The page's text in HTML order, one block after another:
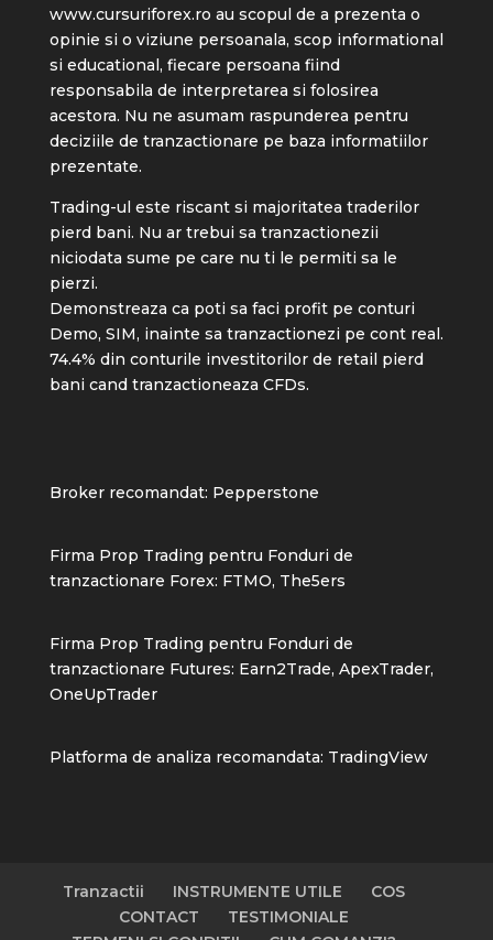
www.cursuriforex.ro au scopul de a prezenta o
opinie si o viziune persoanala, scop informational
si educational, fiecare persoana fiind
responsabila de interpretarea si folosirea
acestora. Nu ne asumam raspunderea pentru
deciziile de tranzactionare pe baza informatiilor
prezentate.
Trading-ul este riscant si majoritatea traderilor
pierd bani. Nu ar trebui sa tranzactionezii
niciodata sume pe care nu ti le permiti sa le
pierzi.
Demonstreaza ca poti sa faci profit pe conturi
Demo, SIM, inainte sa tranzactionezi pe cont real.
74.4% din conturile investitorilor de retail pierd
bani cand tranzactioneaza CFDs.
Broker recomandat: Pepperstone
Firma Prop Trading pentru Fonduri de
tranzactionare Forex: FTMO, The5ers
Firma Prop Trading pentru Fonduri de
tranzactionare Futures: Earn2Trade, ApexTrader,
OneUpTrader
Platforma de analiza recomandata: TradingView
Tranzactii INSTRUMENTE UTILE
COS
CONTACT
TESTIMONIALE